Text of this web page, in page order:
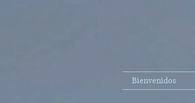
Bienvenidos